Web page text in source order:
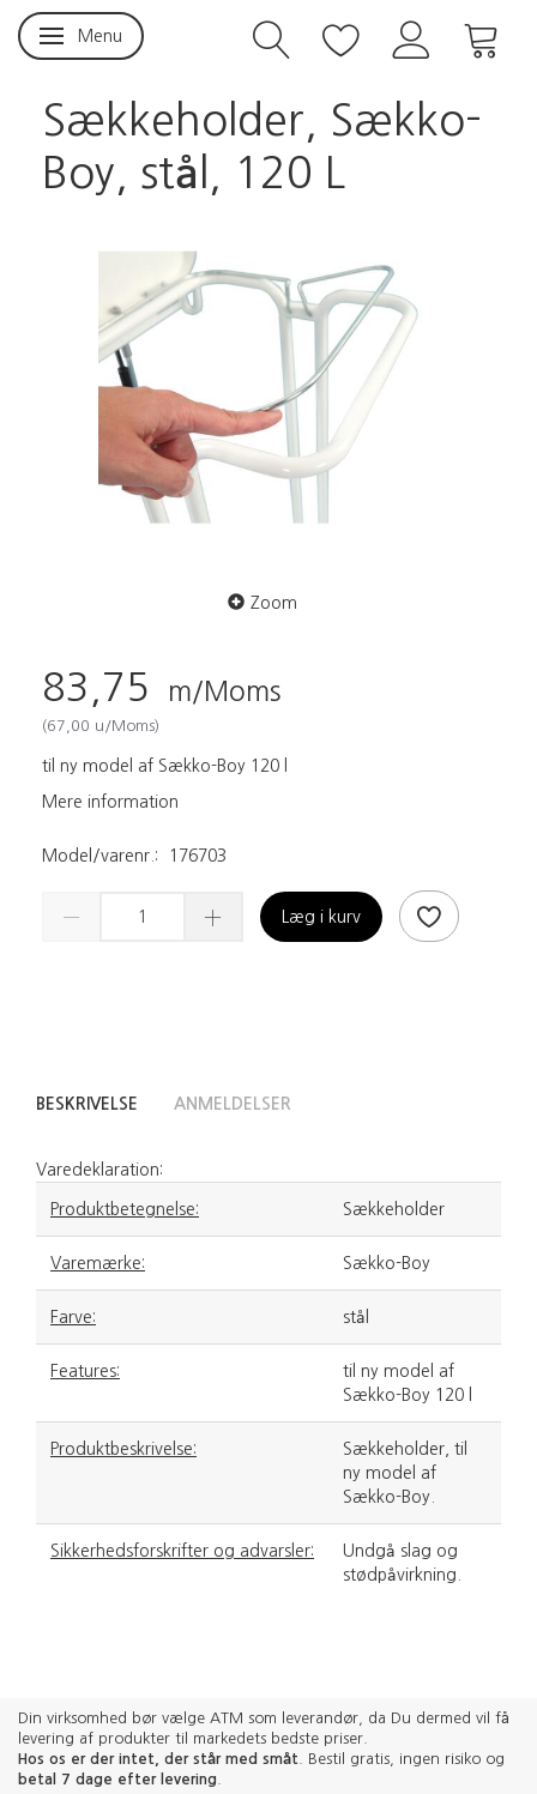
Skifte navigation
Menu
Sækkeholder, Sækko-
Boy, stål, 120 L
Zoom
83,75 m/Moms
(67,00 u/Moms)
til ny model af Sækko-Boy 120 l
Mere information
Model/varenr.: 176703
Læg i kurv
BESKRIVELSE ANMELDELSER
Varedeklaration:
Produktbetegnelse: Sækkeholder
Varemærke: Sækko-Boy
Farve: stål
Features:
til ny model af
Sækko-Boy 120 l
Produktbeskrivelse:
Sækkeholder, til
ny model af
Sækko-Boy.
Sikkerhedsforskrifter og advarsler:
Undgå slag og
stødpåvirkning.
Din virksomhed bør vælge ATM som leverandør, da Du dermed vil få
levering af produkter til markedets bedste priser.
Hos os er der intet, der står med småt . Bestil gratis, ingen risiko og
betal 7 dage efter levering